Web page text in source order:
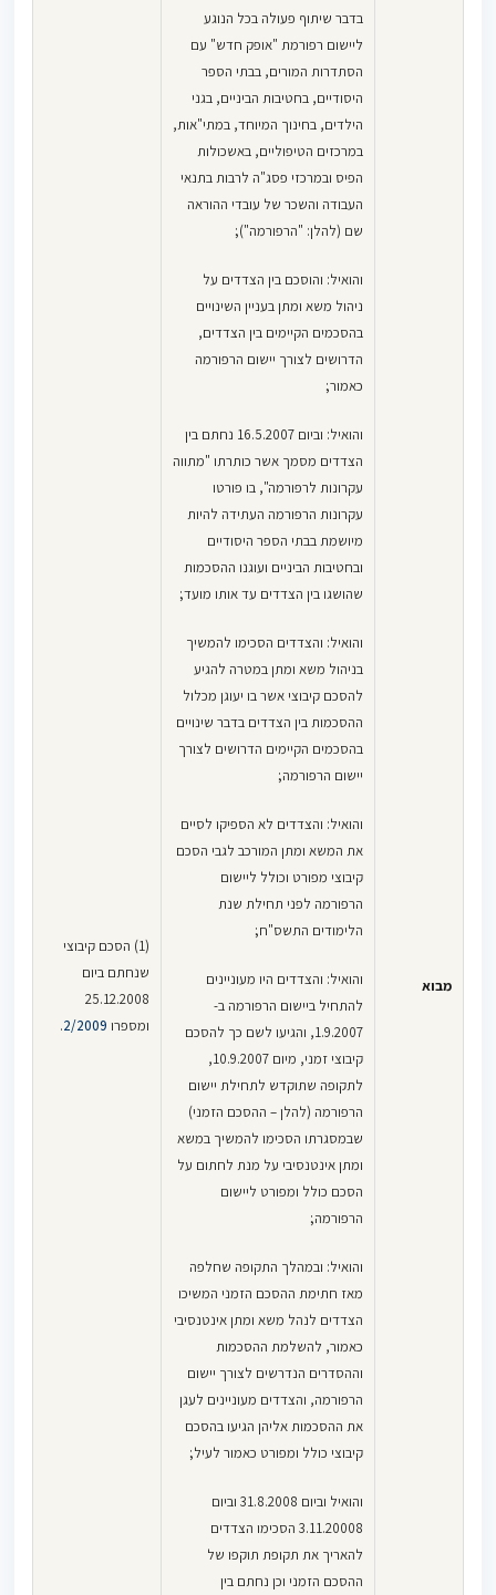
מבוא
בדבר שיתוף פעולה בכל הנוגע
ליישום רפורמת "אופק חדש" עם
הסתדרות המורים, בבתי הספר
היסודיים, בחטיבות הביניים, בגני
הילדים, בחינוך המיוחד, במתי"אות,
במרכזים הטיפוליים, באשכולות
הפיס ובמרכזי פסג"ה לרבות בתנאי
העבודה והשכר של עובדי ההוראה
שם (להלן: "הרפורמה");
והואיל: והוסכם בין הצדדים על
ניהול משא ומתן בעניין השינויים
בהסכמים הקיימים בין הצדדים,
הדרושים לצורך יישום הרפורמה
כאמור;
והואיל: וביום 16.5.2007 נחתם בין
הצדדים מסמך אשר כותרתו "מתווה
עקרונות לרפורמה", בו פורטו
עקרונות הרפורמה העתידה להיות
מיושמת בבתי הספר היסודיים
ובחטיבות הביניים ועוגנו ההסכמות
שהושגו בין הצדדים עד אותו מועד;
והואיל: והצדדים הסכימו להמשיך
בניהול משא ומתן במטרה להגיע
להסכם קיבוצי אשר בו יעוגן מכלול
ההסכמות בין הצדדים בדבר שינויים
בהסכמים הקיימים הדרושים לצורך
יישום הרפורמה;
והואיל: והצדדים לא הספיקו לסיים
את המשא ומתן המורכב לגבי הסכם
קיבוצי מפורט וכולל ליישום
הרפורמה לפני תחילת שנת
הלימודים התשס"ח;
והואיל: והצדדים היו מעוניינים
להתחיל ביישום הרפורמה ב-
1.9.2007, והגיעו לשם כך להסכם
קיבוצי זמני, מיום 10.9.2007,
לתקופה שתוקדש לתחילת יישום
הרפורמה (להלן – ההסכם הזמני)
שבמסגרתו הסכימו להמשיך במשא
ומתן אינטנסיבי על מנת לחתום על
הסכם כולל ומפורט ליישום
הרפורמה;
והואיל: ובמהלך התקופה שחלפה
מאז חתימת ההסכם הזמני המשיכו
הצדדים לנהל משא ומתן אינטנסיבי
כאמור, להשלמת ההסכמות
וההסדרים הנדרשים לצורך יישום
הרפורמה, והצדדים מעוניינים לעגן
את ההסכמות אליהן הגיעו בהסכם
קיבוצי כולל ומפורט כאמור לעיל;
והואיל וביום 31.8.2008 וביום
3.11.20008 הסכימו הצדדים
להאריך את תקופת תוקפו של
ההסכם הזמני וכן נחתם בין
(1) הסכם קיבוצי
שנחתם ביום
25.12.2008
ומספרו 2/2009
.